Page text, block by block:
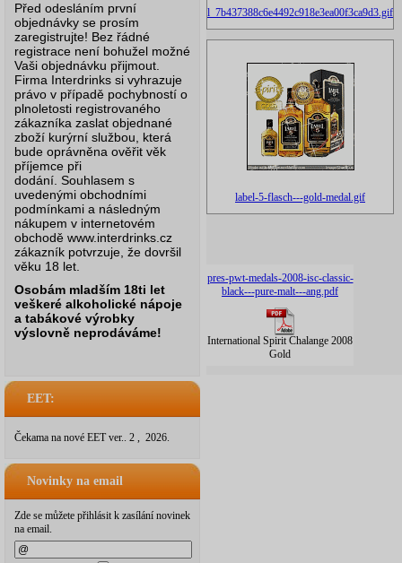
Před odesláním první
objednávky se prosím
zaregistrujte! Bez řádné
registrace není bohužel možné
Vaši objednávku přijmout.
Firma Interdrinks si vyhrazuje
právo v případě pochybností o
plnoletosti registrovaného
zákazníka zaslat objednané
zboží kurýrní službou, která
bude oprávněna ověřit věk
příjemce při
dodání. Souhlasem s
uvedenými obchodními
podmínkami a následným
nákupem v internetovém
obchodě www.interdrinks.cz
zákazník potvrzuje, že dovršil
věku 18 let.
Osobám mladším 18ti let
veškeré alkoholické nápoje
a tabákové výrobky
výslovně neprodáváme!
EET:
Čekama na nové EET ver.. 2 , 2026.
Novinky na email
Zde se můžete přihlásit k zasílání novinek
na email.
l_7b437388c6e4492c918e3ea00f3ca9d3.gif
label-5-flasch---gold-medal.gif
pres-pwt-medals-2008-isc-classic-
black---pure-malt---ang.pdf
International Spirit Chalange 2008
Gold